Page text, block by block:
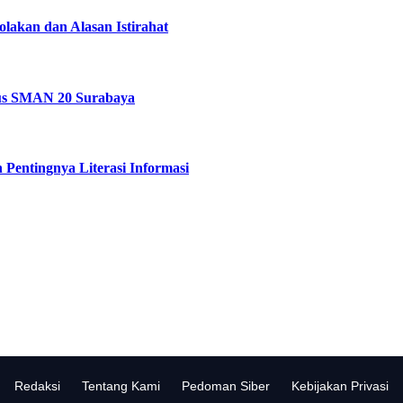
dan Alasan Istirahat
SMAN 20 Surabaya
Pentingnya Literasi Informasi
Redaksi Tentang Kami Pedoman Siber
Kebijakan Privasi